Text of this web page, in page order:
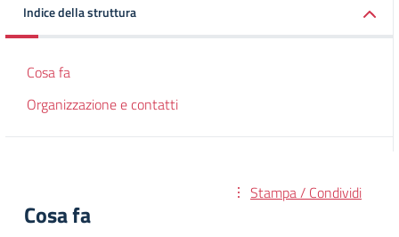
Indice della struttura
Cosa fa
Organizzazione e contatti
Stampa / Condividi
Cosa fa